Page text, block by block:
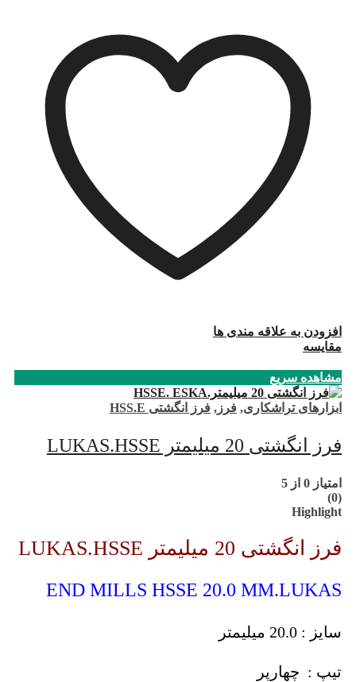
افزودن به علاقه مندی ها
مقایسه
مشاهده سریع
ابزارهای تراشکاری, فرز , فرز انگشتی HSS.E
فرز انگشتی 20 میلیمتر LUKAS.HSSE
امتیاز 0 از 5
(0)
Highlight
فرز انگشتی 20 میلیمتر LUKAS.HSSE
END MILLS HSSE 20.0 MM.LUKAS
سایز : 20.0 میلیمتر
تیپ : چهارپر